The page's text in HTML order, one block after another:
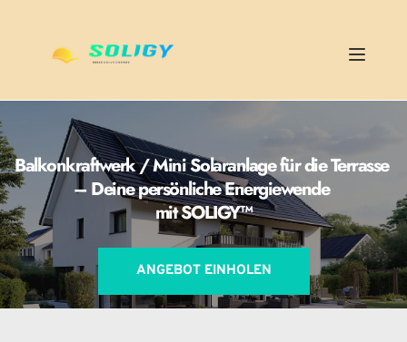
Balkonkraftwerk / Mini Solaranlage für die Terrasse
– Deine persönliche Energiewende
mit SOLIGY™
ANGEBOT EINHOLEN